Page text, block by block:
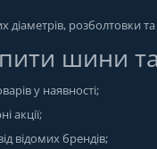
діаметрів,
шини
у наявності;
акції;
відомих брендів;